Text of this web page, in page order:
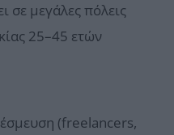
σε μεγάλες πόλεις
25–45 ετών
(freelancers,